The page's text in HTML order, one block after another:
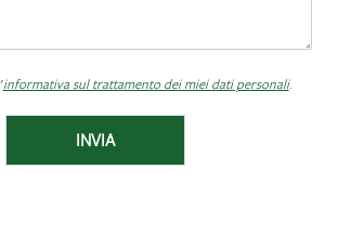
informativa sul trattamento dei miei dati personali.
INVIA